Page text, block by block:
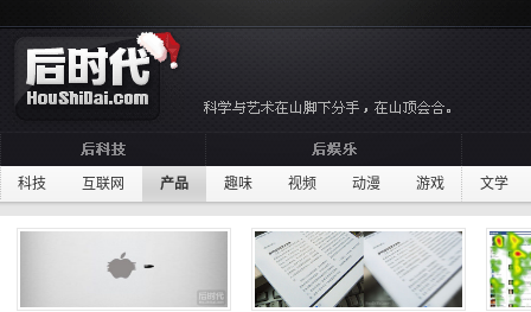
科技 互联网 产品 趣味 视频 动漫 游戏 文学